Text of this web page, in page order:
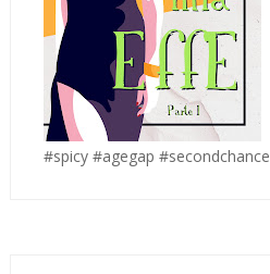
#spicy #agegap #secondchance